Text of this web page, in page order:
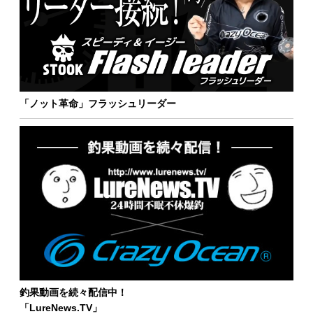
「ノット革命」フラッシュリーダー
釣果動画を続々配信中！
「LureNews.TV」